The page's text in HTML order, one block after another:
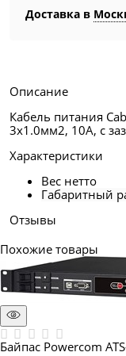
Доставка в
Описание
Кабель питания
3x1.0мм2, 10A, с
Характеристики
Вес нетто
Габаритный
Отзывы
Похожие товары
Байпас Powercom